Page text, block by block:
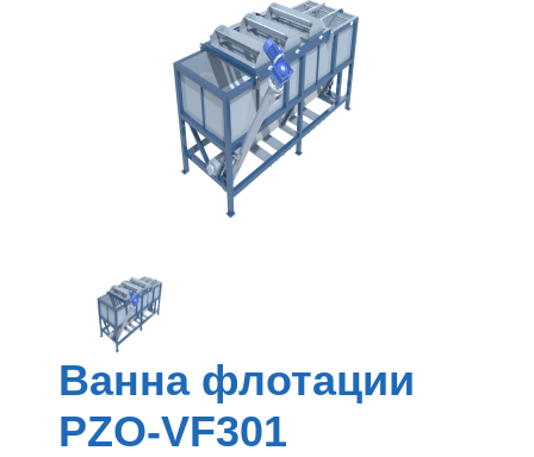
Ванна флотации
PZO-VF301